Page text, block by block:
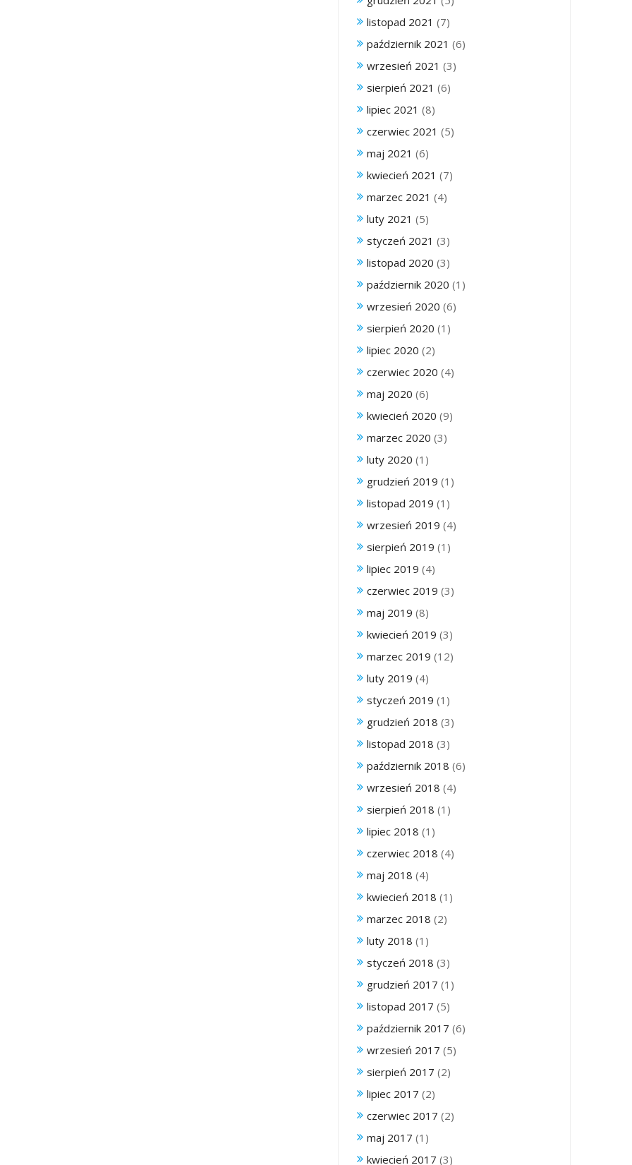
listopad 2021 (7)
październik 2021 (6)
wrzesień 2021 (3)
sierpień 2021 (6)
lipiec 2021 (8)
czerwiec 2021 (5)
maj 2021 (6)
kwiecień 2021 (7)
marzec 2021 (4)
luty 2021 (5)
styczeń 2021 (3)
listopad 2020 (3)
październik 2020 (1)
wrzesień 2020 (6)
sierpień 2020 (1)
lipiec 2020 (2)
czerwiec 2020 (4)
maj 2020 (6)
kwiecień 2020 (9)
marzec 2020 (3)
luty 2020 (1)
grudzień 2019 (1)
listopad 2019 (1)
wrzesień 2019 (4)
sierpień 2019 (1)
lipiec 2019 (4)
czerwiec 2019 (3)
maj 2019 (8)
kwiecień 2019 (3)
marzec 2019 (12)
luty 2019 (4)
styczeń 2019 (1)
grudzień 2018 (3)
listopad 2018 (3)
październik 2018 (6)
wrzesień 2018 (4)
sierpień 2018 (1)
lipiec 2018 (1)
czerwiec 2018 (4)
maj 2018 (4)
kwiecień 2018 (1)
marzec 2018 (2)
luty 2018 (1)
styczeń 2018 (3)
grudzień 2017 (1)
listopad 2017 (5)
październik 2017 (6)
wrzesień 2017 (5)
sierpień 2017 (2)
lipiec 2017 (2)
czerwiec 2017 (2)
maj 2017 (1)
kwiecień 2017 (3)